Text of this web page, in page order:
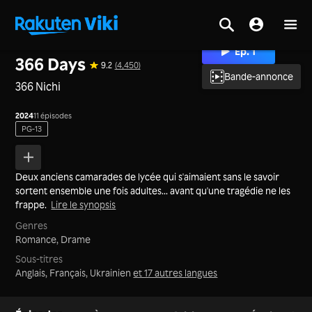
366 Days 9.2 (4,450)
366 Nichi
202411 épisodes
PG-13
Ép. 1
Bande-annonce
Deux anciens camarades de lycée qui s'aimaient sans le savoir
sortent ensemble une fois adultes... avant qu'une tragédie ne les
frappe. Lire le synopsis
Genres
Romance, Drame
Sous-titres
Anglais, Français, Ukrainienet 17 autres langues